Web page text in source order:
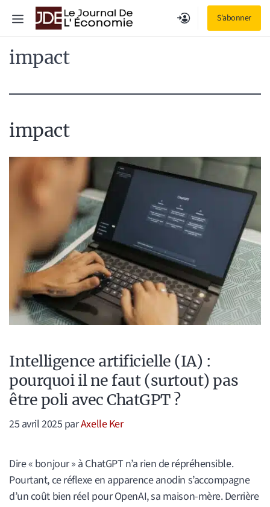
S'abonner
Menu
impact
impact
Intelligence artificielle (IA) :
pourquoi il ne faut (surtout) pas
être poli avec ChatGPT ?
25 avril 2025 parAxelle Ker
Dire « bonjour » à ChatGPT n’a rien de répréhensible.
Pourtant, ce réflexe en apparence anodin s’accompagne
d’un coût bien réel pour OpenAI, sa maison-mère. Derrière